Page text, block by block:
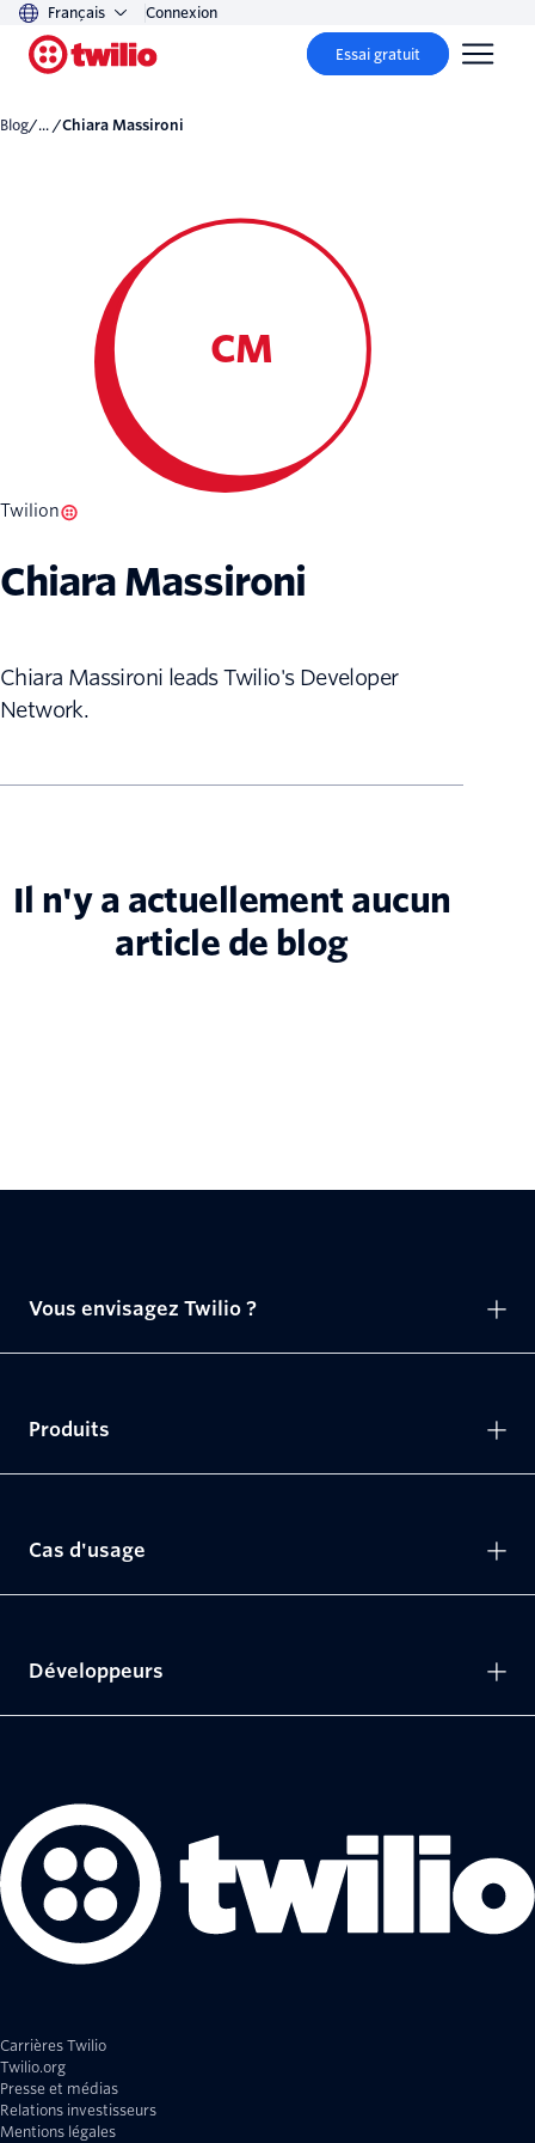
Français Connexion
Essai gratuit
Blog/... / Chiara Massironi
CM
Twilion
Chiara Massironi
Chiara Massironi leads Twilio's Developer
Network.
Il n'y a actuellement aucun
article de blog
Carrières Twilio
Twilio.org
Presse et médias
Relations investisseurs
Mentions légales
Vous envisagez Twilio ?
Produits
Cas d'usage
Développeurs